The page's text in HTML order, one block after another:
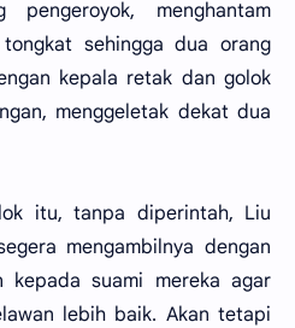
pengeroyok, menghantam
sehingga dua orang
kepala retak dan golok
menggeletak dekat dua
itu, tanpa diperintah, Liu
mengambilnya dengan
kepada suami mereka agar
lebih baik. Akan tetapi